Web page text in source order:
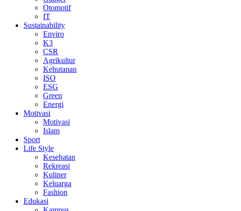
Otomotif
IT
Sustainability
Enviro
K3
CSR
Agrikultur
Kehutanan
ISO
ESG
Green
Energi
Motivasi
Motivasi
Islam
Sport
Life Style
Kesehatan
Rekreasi
Kuliner
Keluarga
Fashion
Edukasi